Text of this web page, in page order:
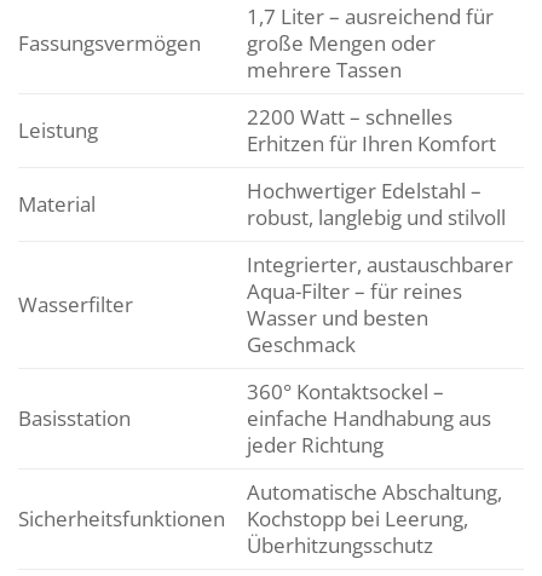
Fassungsvermögen
1,7 Liter – ausreichend für
große Mengen oder
mehrere Tassen
Leistung
2200 Watt – schnelles
Erhitzen für Ihren Komfort
Material
Hochwertiger Edelstahl –
robust, langlebig und stilvoll
Wasserfilter
Integrierter, austauschbarer
Aqua-Filter – für reines
Wasser und besten
Geschmack
Basisstation
360° Kontaktsockel –
einfache Handhabung aus
jeder Richtung
Sicherheitsfunktionen
Automatische Abschaltung,
Kochstopp bei Leerung,
Überhitzungsschutz